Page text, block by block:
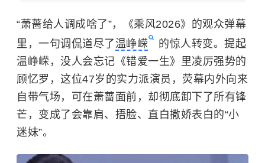
“萧蔷给人调成啥了”，《乘风2026》的观众弹幕
里，一句调侃道尽了 温峥嵘
的惊人转变。提起
温峥嵘，没人会忘记《错爱一生》里凌厉强势的
顾忆罗，这位47岁的实力派演员，荧幕内外向来
自带气场，可在萧蔷面前，却彻底卸下了所有锋
芒，变成了会靠肩、捂脸、直白撒娇表白的“小
迷妹”。